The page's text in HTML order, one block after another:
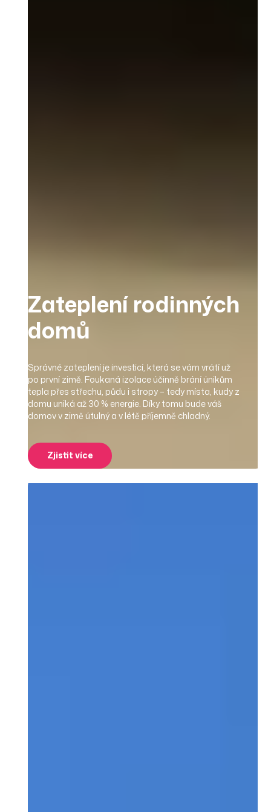
Zateplení rodinných
domů
Správné zateplení je investicí, která se vám vrátí už
po první zimě. Foukaná izolace účinně brání únikům
tepla přes střechu, půdu i stropy – tedy místa, kudy z
domu uniká až 30 % energie. Díky tomu bude váš
domov v zimě útulný a v létě příjemně chladný.
Zjistit více